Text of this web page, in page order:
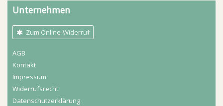
Unternehmen
Zum Online-Widerruf
AGB
Kontakt
Impressum
Widerrufs­recht
Daten­schutz­erklärung